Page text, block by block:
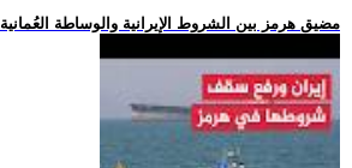
.. مضيق هرمز بين الشروط الإيرانية والوساطة العُمانية